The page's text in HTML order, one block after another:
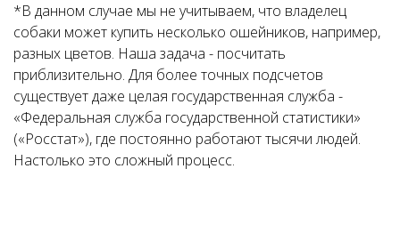
*В данном случае мы не учитываем, что владелец
собаки может купить несколько ошейников, например,
разных цветов. Наша задача - посчитать
приблизительно. Для более точных подсчетов
существует даже целая государственная служба -
«Федеральная служба государственной статистики»
(«Росстат»), где постоянно работают тысячи людей.
Настолько это сложный процесс.